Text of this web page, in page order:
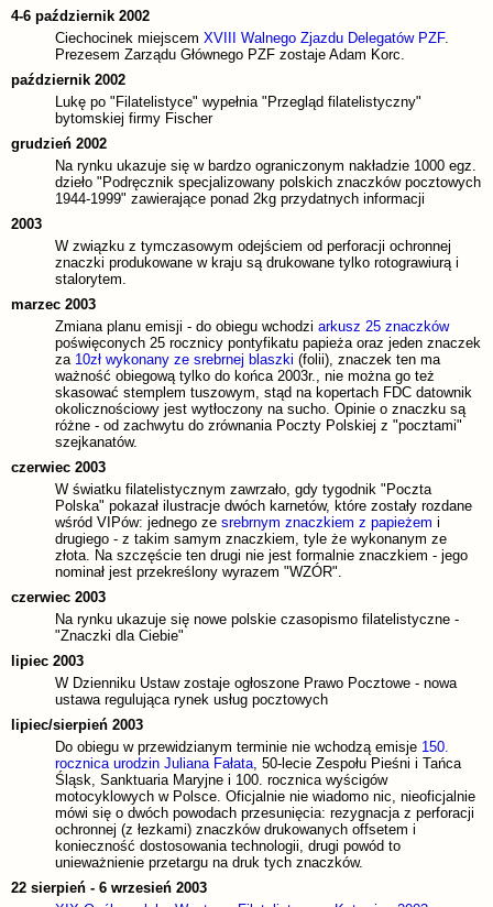
4-6 październik 2002
Ciechocinek miejscem XVIII Walnego Zjazdu Delegatów PZF.
Prezesem Zarządu Głównego PZF zostaje Adam Korc.
październik 2002
Lukę po "Filatelistyce" wypełnia "Przegląd filatelistyczny"
bytomskiej firmy Fischer
grudzień 2002
Na rynku ukazuje się w bardzo ograniczonym nakładzie 1000 egz.
dzieło "Podręcznik specjalizowany polskich znaczków pocztowych
1944-1999" zawierające ponad 2kg przydatnych informacji
2003
W związku z tymczasowym odejściem od perforacji ochronnej
znaczki produkowane w kraju są drukowane tylko rotograwiurą i
stalorytem.
marzec 2003
Zmiana planu emisji - do obiegu wchodzi arkusz 25 znaczków
poświęconych 25 rocznicy pontyfikatu papieża oraz jeden znaczek
za 10zł wykonany ze srebrnej blaszki (folii), znaczek ten ma
ważność obiegową tylko do końca 2003r., nie można go też
skasować stemplem tuszowym, stąd na kopertach FDC datownik
okolicznościowy jest wytłoczony na sucho. Opinie o znaczku są
różne - od zachwytu do zrównania Poczty Polskiej z "pocztami"
szejkanatów.
czerwiec 2003
W światku filatelistycznym zawrzało, gdy tygodnik "Poczta
Polska" pokazał ilustracje dwóch karnetów, które zostały rozdane
wśród VIPów: jednego ze srebrnym znaczkiem z papieżem i
drugiego - z takim samym znaczkiem, tyle że wykonanym ze
złota. Na szczęście ten drugi nie jest formalnie znaczkiem - jego
nominał jest przekreślony wyrazem "WZÓR".
czerwiec 2003
Na rynku ukazuje się nowe polskie czasopismo filatelistyczne -
"Znaczki dla Ciebie"
lipiec 2003
W Dzienniku Ustaw zostaje ogłoszone Prawo Pocztowe - nowa
ustawa regulująca rynek usług pocztowych
lipiec/sierpień 2003
Do obiegu w przewidzianym terminie nie wchodzą emisje 150.
rocznica urodzin Juliana Fałata, 50-lecie Zespołu Pieśni i Tańca
Śląsk, Sanktuaria Maryjne i 100. rocznica wyścigów
motocyklowych w Polsce. Oficjalnie nie wiadomo nic, nieoficjalnie
mówi się o dwóch powodach przesunięcia: rezygnacja z perforacji
ochronnej (z łezkami) znaczków drukowanych offsetem i
konieczność dostosowania technologii, drugi powód to
unieważnienie przetargu na druk tych znaczków.
22 sierpień - 6 wrzesień 2003